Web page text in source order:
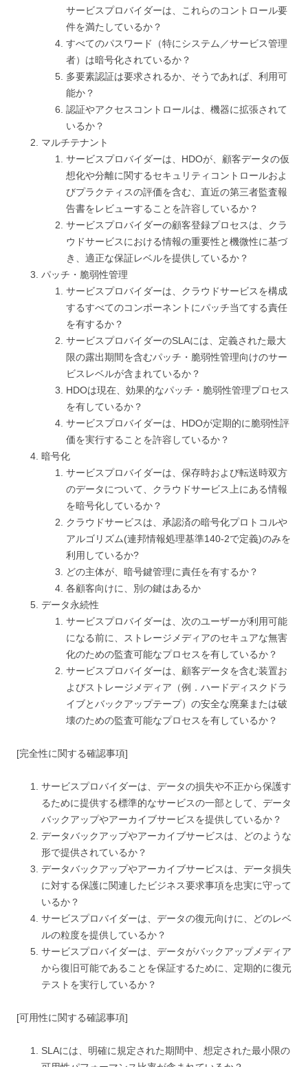
サービスプロバイダーは、これらのコントロール要
件を満たしているか？
すべてのパスワード（特にシステム／サービス管理
者）は暗号化されているか？
多要素認証は要求されるか、そうであれば、利用可
能か？
認証やアクセスコントロールは、機器に拡張されて
いるか？
マルチテナント
サービスプロバイダーは、HDOが、顧客データの仮
想化や分離に関するセキュリティコントロールおよ
びプラクティスの評価を含む、直近の第三者監査報
告書をレビューすることを許容しているか？
サービスプロバイダーの顧客登録プロセスは、クラ
ウドサービスにおける情報の重要性と機微性に基づ
き、適正な保証レベルを提供しているか？
パッチ・脆弱性管理
サービスプロバイダーは、クラウドサービスを構成
するすべてのコンポーネントにパッチ当てする責任
を有するか？
サービスプロバイダーのSLAには、定義された最大
限の露出期間を含むパッチ・脆弱性管理向けのサー
ビスレベルが含まれているか？
HDOは現在、効果的なパッチ・脆弱性管理プロセス
を有しているか？
サービスプロバイダーは、HDOが定期的に脆弱性評
価を実行することを許容しているか？
暗号化
サービスプロバイダーは、保存時および転送時双方
のデータについて、クラウドサービス上にある情報
を暗号化しているか？
クラウドサービスは、承認済の暗号化プロトコルや
アルゴリズム(連邦情報処理基準140-2で定義)のみを
利用しているか?
どの主体が、暗号鍵管理に責任を有するか？
各顧客向けに、別の鍵はあるか
データ永続性
サービスプロバイダーは、次のユーザーが利用可能
になる前に、ストレージメディアのセキュアな無害
化のための監査可能なプロセスを有しているか？
サービスプロバイダーは、顧客データを含む装置お
よびストレージメディア（例．ハードディスクドラ
イブとバックアップテープ）の安全な廃棄または破
壊のための監査可能なプロセスを有しているか？
[完全性に関する確認事項]
サービスプロバイダーは、データの損失や不正から保護す
るために提供する標準的なサービスの一部として、データ
バックアップやアーカイブサービスを提供しているか？
データバックアップやアーカイブサービスは、どのような
形で提供されているか？
データバックアップやアーカイブサービスは、データ損失
に対する保護に関連したビジネス要求事項を忠実に守って
いるか？
サービスプロバイダーは、データの復元向けに、どのレベ
ルの粒度を提供しているか？
サービスプロバイダーは、データがバックアップメディア
から復旧可能であることを保証するために、定期的に復元
テストを実行しているか？
[可用性に関する確認事項]
SLAには、明確に規定された期間中、想定された最小限の